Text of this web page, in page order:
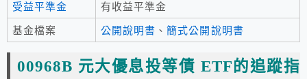
受益平準金 有收益平準金
基金檔案 公開說明書 、簡式公開說明書
00968B 元大優息投等債 ETF的追蹤指